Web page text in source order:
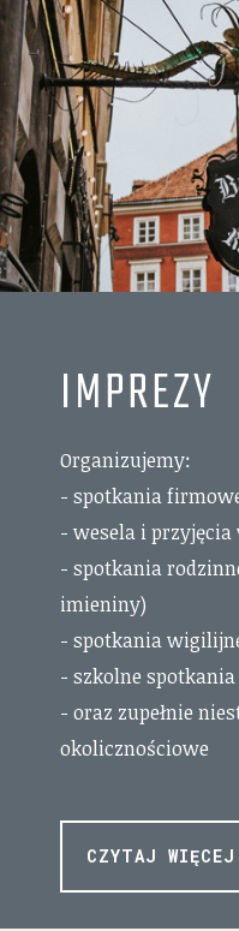
IMPREZY
Organizujemy:
- spotkania
- wesela i przyjęcia
- spotkania
imieniny)
- spotkania
- szkolne
- oraz zupełnie
okolicznościowe
CZYTAJ WIĘCEJ